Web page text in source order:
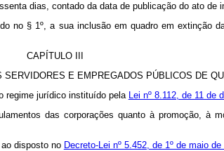
dias, contado da data de publicação do ato de
no § 1º, a sua inclusão em quadro em extinção
CAPÍTULO III
E EMPREGADOS PÚBLICOS DE
regime jurídico instituído pela Lei nº 8.112, de 11 de
das corporações quanto à promoção, à
disposto no Decreto-Lei nº 5.452, de 1º de maio